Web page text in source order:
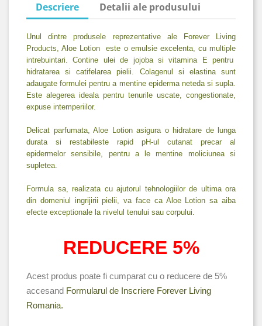
Descriere Detalii ale produsului
Unul dintre produsele reprezentative ale Forever Living
Products, Aloe Lotion este o emulsie excelenta, cu multiple
intrebuintari. Contine ulei de jojoba si vitamina E pentru
hidratarea si catifelarea pielii. Colagenul si elastina sunt
adaugate formulei pentru a mentine epiderma neteda si supla.
Este alegerea ideala pentru tenurile uscate, congestionate,
expuse intemperiilor.
Delicat parfumata, Aloe Lotion asigura o hidratare de lunga
durata si restabileste rapid pH-ul cutanat precar al
epidermelor sensibile, pentru a le mentine moliciunea si
supletea.
Formula sa, realizata cu ajutorul tehnologiilor de ultima ora
din domeniul ingrijirii pielii, va face ca Aloe Lotion sa aiba
efecte exceptionale la nivelul tenului sau corpului.
REDUCERE 5%
Acest produs poate fi cumparat cu o reducere de 5%
accesand Formularul de Inscriere Forever Living
Romania.